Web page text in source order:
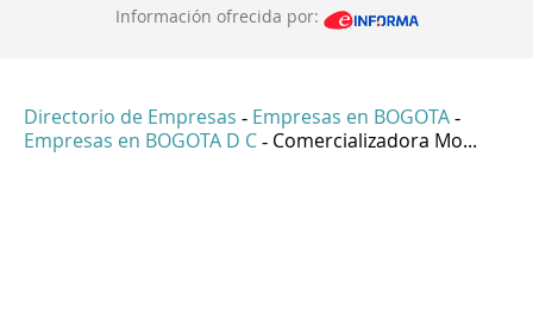
Información ofrecida por:
Directorio de Empresas - Empresas en BOGOTA -
Empresas en BOGOTA D C - Comercializadora Mo...